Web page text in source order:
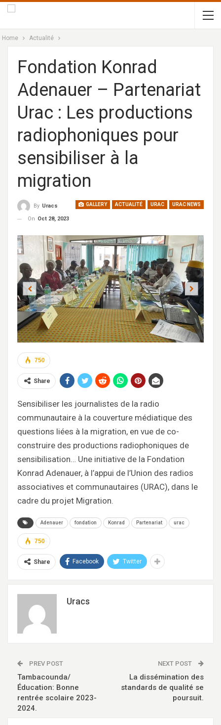
Home Actualité
Fondation Konrad
Adenauer – Partenariat
Urac : Les productions
radiophoniques pour
sensibiliser à la
migration
GALLERY ACTUALITÉ URAC URAC NEWS
By Uracs
On Oct 28, 2023
Previous Next
750
Share
Sensibiliser les journalistes de la radio
communautaire à la couverture médiatique des
questions liées à la migration, en vue de co-
construire des productions radiophoniques de
sensibilisation… Une initiative de la Fondation
Konrad Adenauer, à l’appui de l’Union des radios
associatives et communautaires (URAC), dans le
cadre du projet Migration.
Adenauer fondation Konrad Partenariat urac
750
Share Facebook Twitter
Uracs
PREV POST
Tambacounda/
Éducation: Bonne
rentrée scolaire 2023-
2024.
NEXT POST
La dissémination des
standards de qualité se
poursuit.